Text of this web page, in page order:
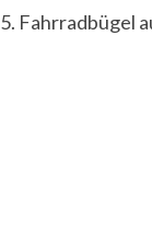
5. Fahrradbügel